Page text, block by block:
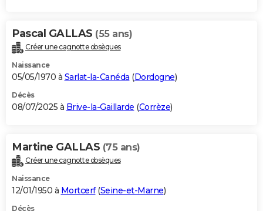
Pascal GALLAS (55 ans)
Créer une cagnotte obsèques
Naissance
05/05/1970 à Sarlat-la-Canéda (Dordogne)
Décès
08/07/2025 à Brive-la-Gaillarde (Corrèze)
Martine GALLAS (75 ans)
Créer une cagnotte obsèques
Naissance
12/01/1950 à Mortcerf(Seine-et-Marne)
Décès